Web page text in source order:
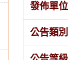
發佈單位
公告類別